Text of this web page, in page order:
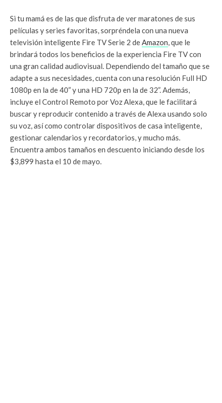
Si tu mamá es de las que disfruta de ver maratones de sus
películas y series favoritas, sorpréndela con una nueva
televisión inteligente Fire TV Serie 2 deAmazon, que le
brindará todos los beneficios de la experiencia Fire TV con
una gran calidad audiovisual. Dependiendo del tamaño que se
adapte a sus necesidades, cuenta con una resolución Full HD
1080p en la de 40” y una HD 720p en la de 32”. Además,
incluye el Control Remoto por Voz Alexa, que le facilitará
buscar y reproducir contenido a través de Alexa usando solo
su voz, así como controlar dispositivos de casa inteligente,
gestionar calendarios y recordatorios, y mucho más.
Encuentra ambos tamaños en descuento iniciando desde los
$3,899 hasta el 10 de mayo.